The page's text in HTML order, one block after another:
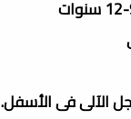
الآلى فى الأسفل.